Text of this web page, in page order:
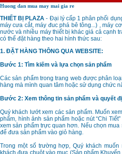
Huong dan mua may mai gia re
THIẾT BỊ PLAZA - Đại lý cấp 1 phân phối
máy cưa cắt, máy đuc phá bê tông...) , máy
nước và nhiều máy thiết bị khác giá cả cạnh
có thể đặt hàng theo hai hình thức sau:
1. ĐẶT HÀNG THÔNG QUA WEBSITE:
Bước 1: Tìm kiếm và lựa chọn sản phẩm
Các sản phẩm trong trang web được phân
hàng mà mình quan tâm hoặc sử dụng chức
Bước 2: Xem thông tin sản phẩm và quyết
Quý khách lướt xem các sản phẩm. Muốn
phẩm, hình ảnh sản phẩm hoặc nút “Chi
xem sản phẩm trực quan hơn. Nếu chọn
để đưa sản phẩm vào giỏ hàng.
Trong một số trường hợp, Quý khách muốn
khách đưa chuột vào mục (Sản phẩm